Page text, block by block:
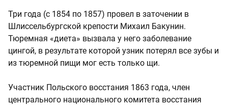
Три года (с 1854 по 1857) провел в заточении в
Шлиссельбургской крепости Михаил Бакунин.
Тюремная «диета» вызвала у него заболевание
цингой, в результате которой узник потерял все зубы и
из тюремной пищи мог есть только щи.
Участник Польского восстания 1863 года, член
центрального национального комитета восстания